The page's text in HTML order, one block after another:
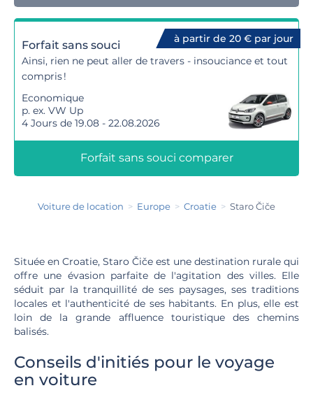
à partir de 20 € par jour
Forfait sans souci
Ainsi, rien ne peut aller de travers - insouciance et tout
compris !
Economique
p. ex. VW Up
4 Jours de 19.08 - 22.08.2026
Forfait sans souci comparer
Voiture de location Europe Croatie Staro Čiče
Située en Croatie, Staro Čiče est une destination rurale qui
offre une évasion parfaite de l'agitation des villes. Elle
séduit par la tranquillité de ses paysages, ses traditions
locales et l'authenticité de ses habitants. En plus, elle est
loin de la grande affluence touristique des chemins
balisés.
Conseils d'initiés pour le voyage
en voiture